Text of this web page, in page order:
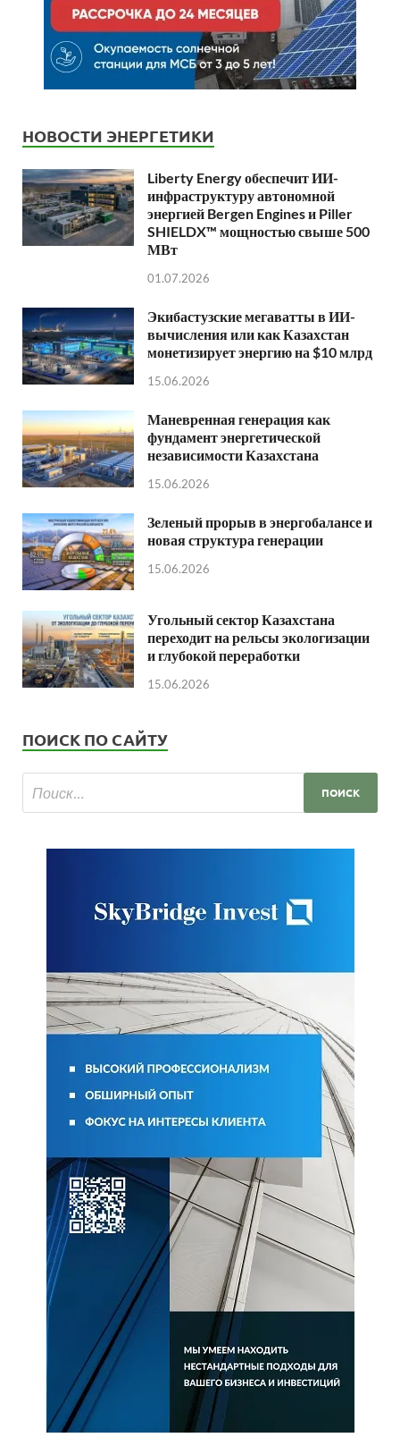
НОВОСТИ ЭНЕРГЕТИКИ
Liberty Energy обеспечит ИИ-
инфраструктуру автономной
энергией Bergen Engines и Piller
SHIELDX™ мощностью свыше 500
МВт
01.07.2026
Экибастузские мегаватты в ИИ-
вычисления или как Казахстан
монетизирует энергию на $10 млрд
15.06.2026
Маневренная генерация как
фундамент энергетической
независимости Казахстана
15.06.2026
Зеленый прорыв в энергобалансе и
новая структура генерации
15.06.2026
Угольный сектор Казахстана
переходит на рельсы экологизации
и глубокой переработки
15.06.2026
ПОИСК ПО САЙТУ